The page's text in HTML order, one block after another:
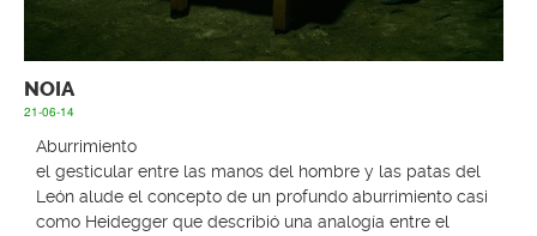
NOIA
21-06-14
Aburrimiento
el gesticular entre las manos del hombre y las patas del
León alude el concepto de un profundo aburrimiento casi
como Heidegger que describió una analogía entre el